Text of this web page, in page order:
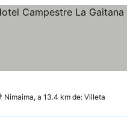
Nimaima, a 13.4 km de: Villeta